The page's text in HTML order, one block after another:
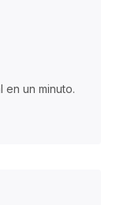
en un minuto.